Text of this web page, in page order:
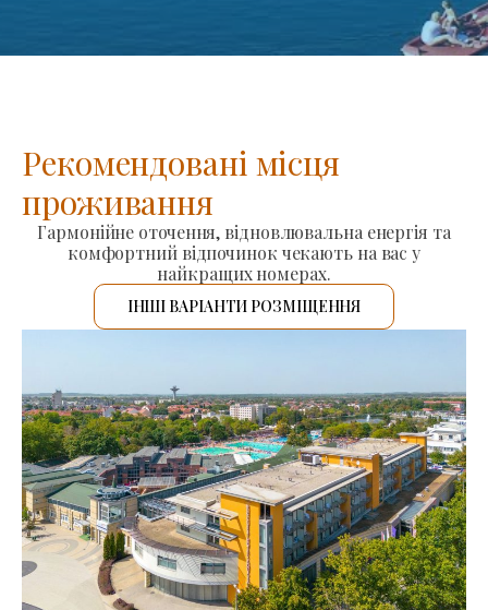
Рекомендовані місця
проживання
Гармонійне оточення, відновлювальна енергія та
комфортний відпочинок чекають на вас у
найкращих номерах.
ІНШІ ВАРІАНТИ РОЗМІЩЕННЯ